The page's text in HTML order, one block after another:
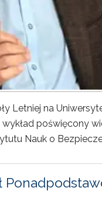
Letniej na
poświęcony
Nauk o